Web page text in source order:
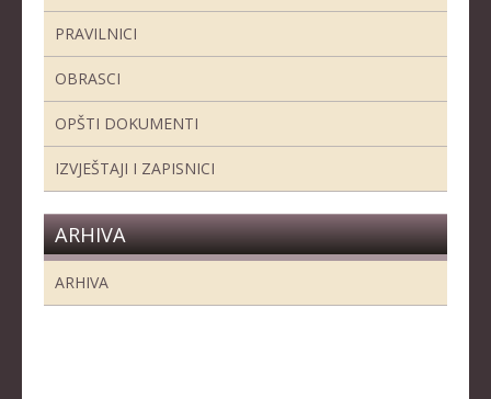
PRAVILNICI
OBRASCI
OPŠTI DOKUMENTI
IZVJEŠTAJI I ZAPISNICI
ARHIVA
ARHIVA